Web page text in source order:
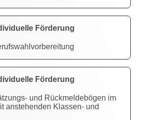
Förderung
Förderung
und Rückmeldebögen im
anstehenden Klassen- und